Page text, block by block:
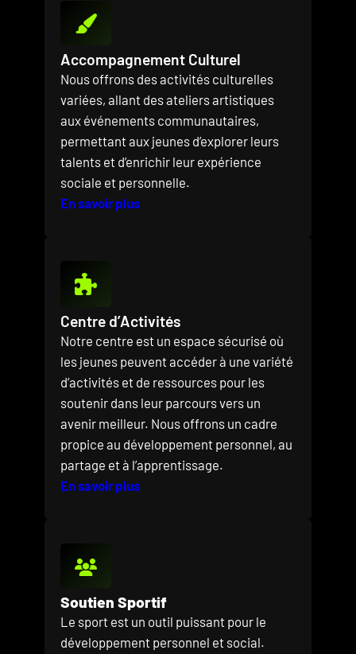
Accompagnement Culturel
Nous offrons des activités culturelles
variées, allant des ateliers artistiques
aux événements communautaires,
permettant aux jeunes d’explorer leurs
talents et d’enrichir leur expérience
sociale et personnelle.
En savoir plus
Centre d’Activités
Notre centre est un espace sécurisé où
les jeunes peuvent accéder à une variété
d’activités et de ressources pour les
soutenir dans leur parcours vers un
avenir meilleur. Nous offrons un cadre
propice au développement personnel, au
partage et à l’apprentissage.
En savoir plus
Soutien Sportif
Le sport est un outil puissant pour le
développement personnel et social.